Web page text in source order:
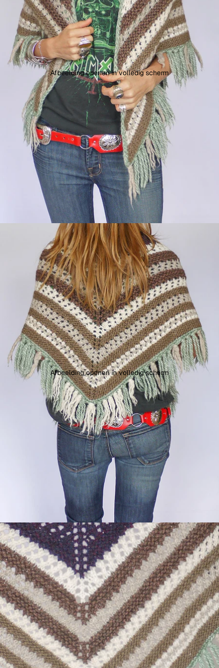
Afbeelding openen in volledig scherm
Afbeelding openen in volledig scherm